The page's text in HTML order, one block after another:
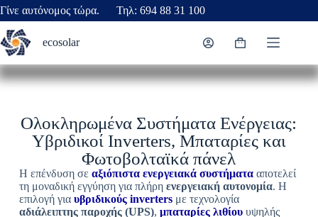
Γίνε αυτόνομος τώρα. Τηλ: 694 88 31 100
ecosolar
Ολοκληρωμένα Συστήματα Ενέργειας:
Υβριδικοί Inverters, Μπαταρίες και
Φωτοβολταϊκά πάνελ
Η επένδυση σε αξιόπιστα ενεργειακά συστήματααποτελεί
τη μοναδική εγγύηση για πλήρη ενεργειακή αυτονομία. Η
επιλογή για υβριδικούς invertersμε τεχνολογία
αδιάλειπτης παροχής (UPS), μπαταρίες λιθίου υψηλής